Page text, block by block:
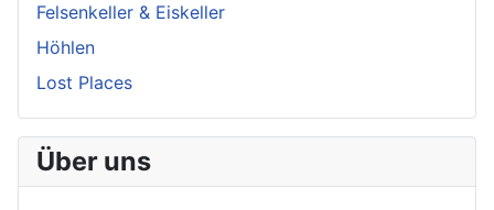
Felsenkeller & Eiskeller
Höhlen
Lost Places
Über uns